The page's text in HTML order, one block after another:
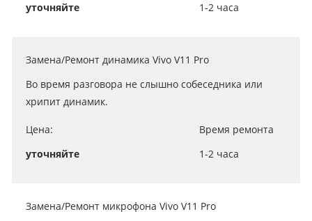
уточняйте 1-2 часа
Замена/Ремонт динамика Vivo V11 Pro
Во время разговора не слышно собеседника или
хрипит динамик.
Цена:
уточняйте
Время ремонта
1-2 часа
Замена/Ремонт микрофона Vivo V11 Pro